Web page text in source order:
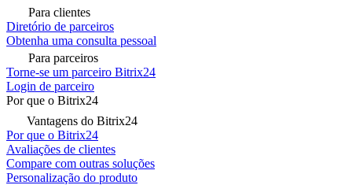
Para clientes
Diretório de parceiros
Obtenha uma consulta pessoal
Para parceiros
Torne-se um parceiro Bitrix24
Login de parceiro
Por que o Bitrix24
Vantagens do Bitrix24
Por que o Bitrix24
Avaliações de clientes
Compare com outras soluções
Personalização do produto